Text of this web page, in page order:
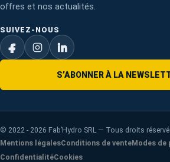
offres et nos actualités.
SUIVEZ-NOUS
S’ABONNER À LA
© 2022 - 2026 Fab’Hydro SRL — Tous droits
Mentions légalesConditions de venteModes de
ConfidentialitéCookies